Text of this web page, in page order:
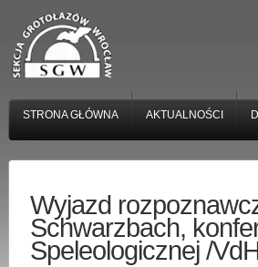
STRONA GŁÓWNA AKTUALNOŚCI
Wyjazd
Schwarzbach,
Speleologicznej /